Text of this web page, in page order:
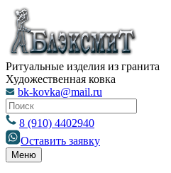
Ритуальные изделия из гранита
Художественная ковка
bk-kovka@mail.ru
8 (910) 4402940
Оставить заявку
Меню